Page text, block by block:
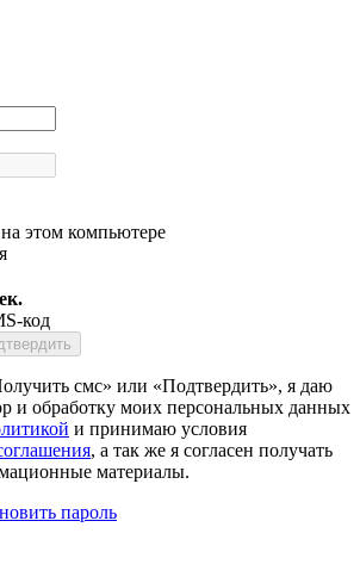
этом компьютере
код
смс» или «Подтвердить», я даю
и обработку моих персональных данных
и принимаю условия
, а так же я согласен получать
материалы.
пароль